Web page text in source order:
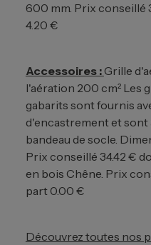
600 mm. Prix
4.20 €
Accessoires : Grille
l'aération 200 cm² Les
gabarits sont fournis
d'encastrement et sont
bandeau de socle.
Prix conseillé 34.42 €
en bois Chêne. Prix
part 0.00 €
Découvrez toutes nos